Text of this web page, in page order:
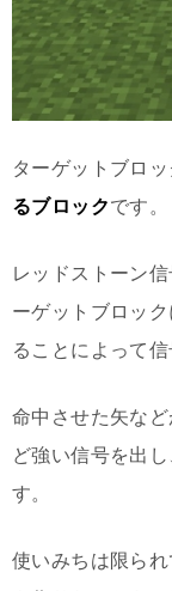
ターゲットブロッ
るブロックです。
レッドストーン
ーゲットブロッ
ることによって信
命中させた矢な
ど強い信号を出
す。
使いみちは限ら